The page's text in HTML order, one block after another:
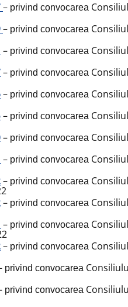
– privind convocarea
– privind convocarea
– privind convocarea
– privind convocarea
– privind convocarea
– privind convocarea
– privind convocarea
– privind convocarea
– privind convocarea
– privind convocarea
– privind convocarea
– privind convocarea
privind convocarea
privind convocarea